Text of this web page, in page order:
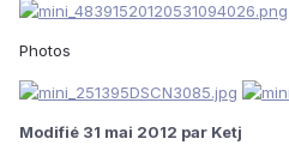
Photos
Modifié 31 mai 2012 par Ketj